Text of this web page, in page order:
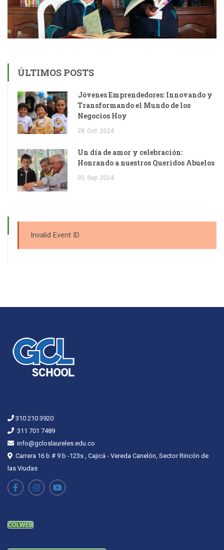
ÚLTIMOS POSTS
Jóvenes Emprendedores: Innovando y
Transformando el Mundo de los
Negocios Hoy
28 Oct 2024
Un día de amor y celebración:
Honrando a nuestros Queridos Abuelos
05 Sep 2024
Invalid Event ID
310 210 3920
311 701 7489
info@gcloslaureles.edu.co
Carrera 16 b # 9 b -123s , Cajicá - Vereda Canelón, Sector Rincón de
las Viudas
COLWEB